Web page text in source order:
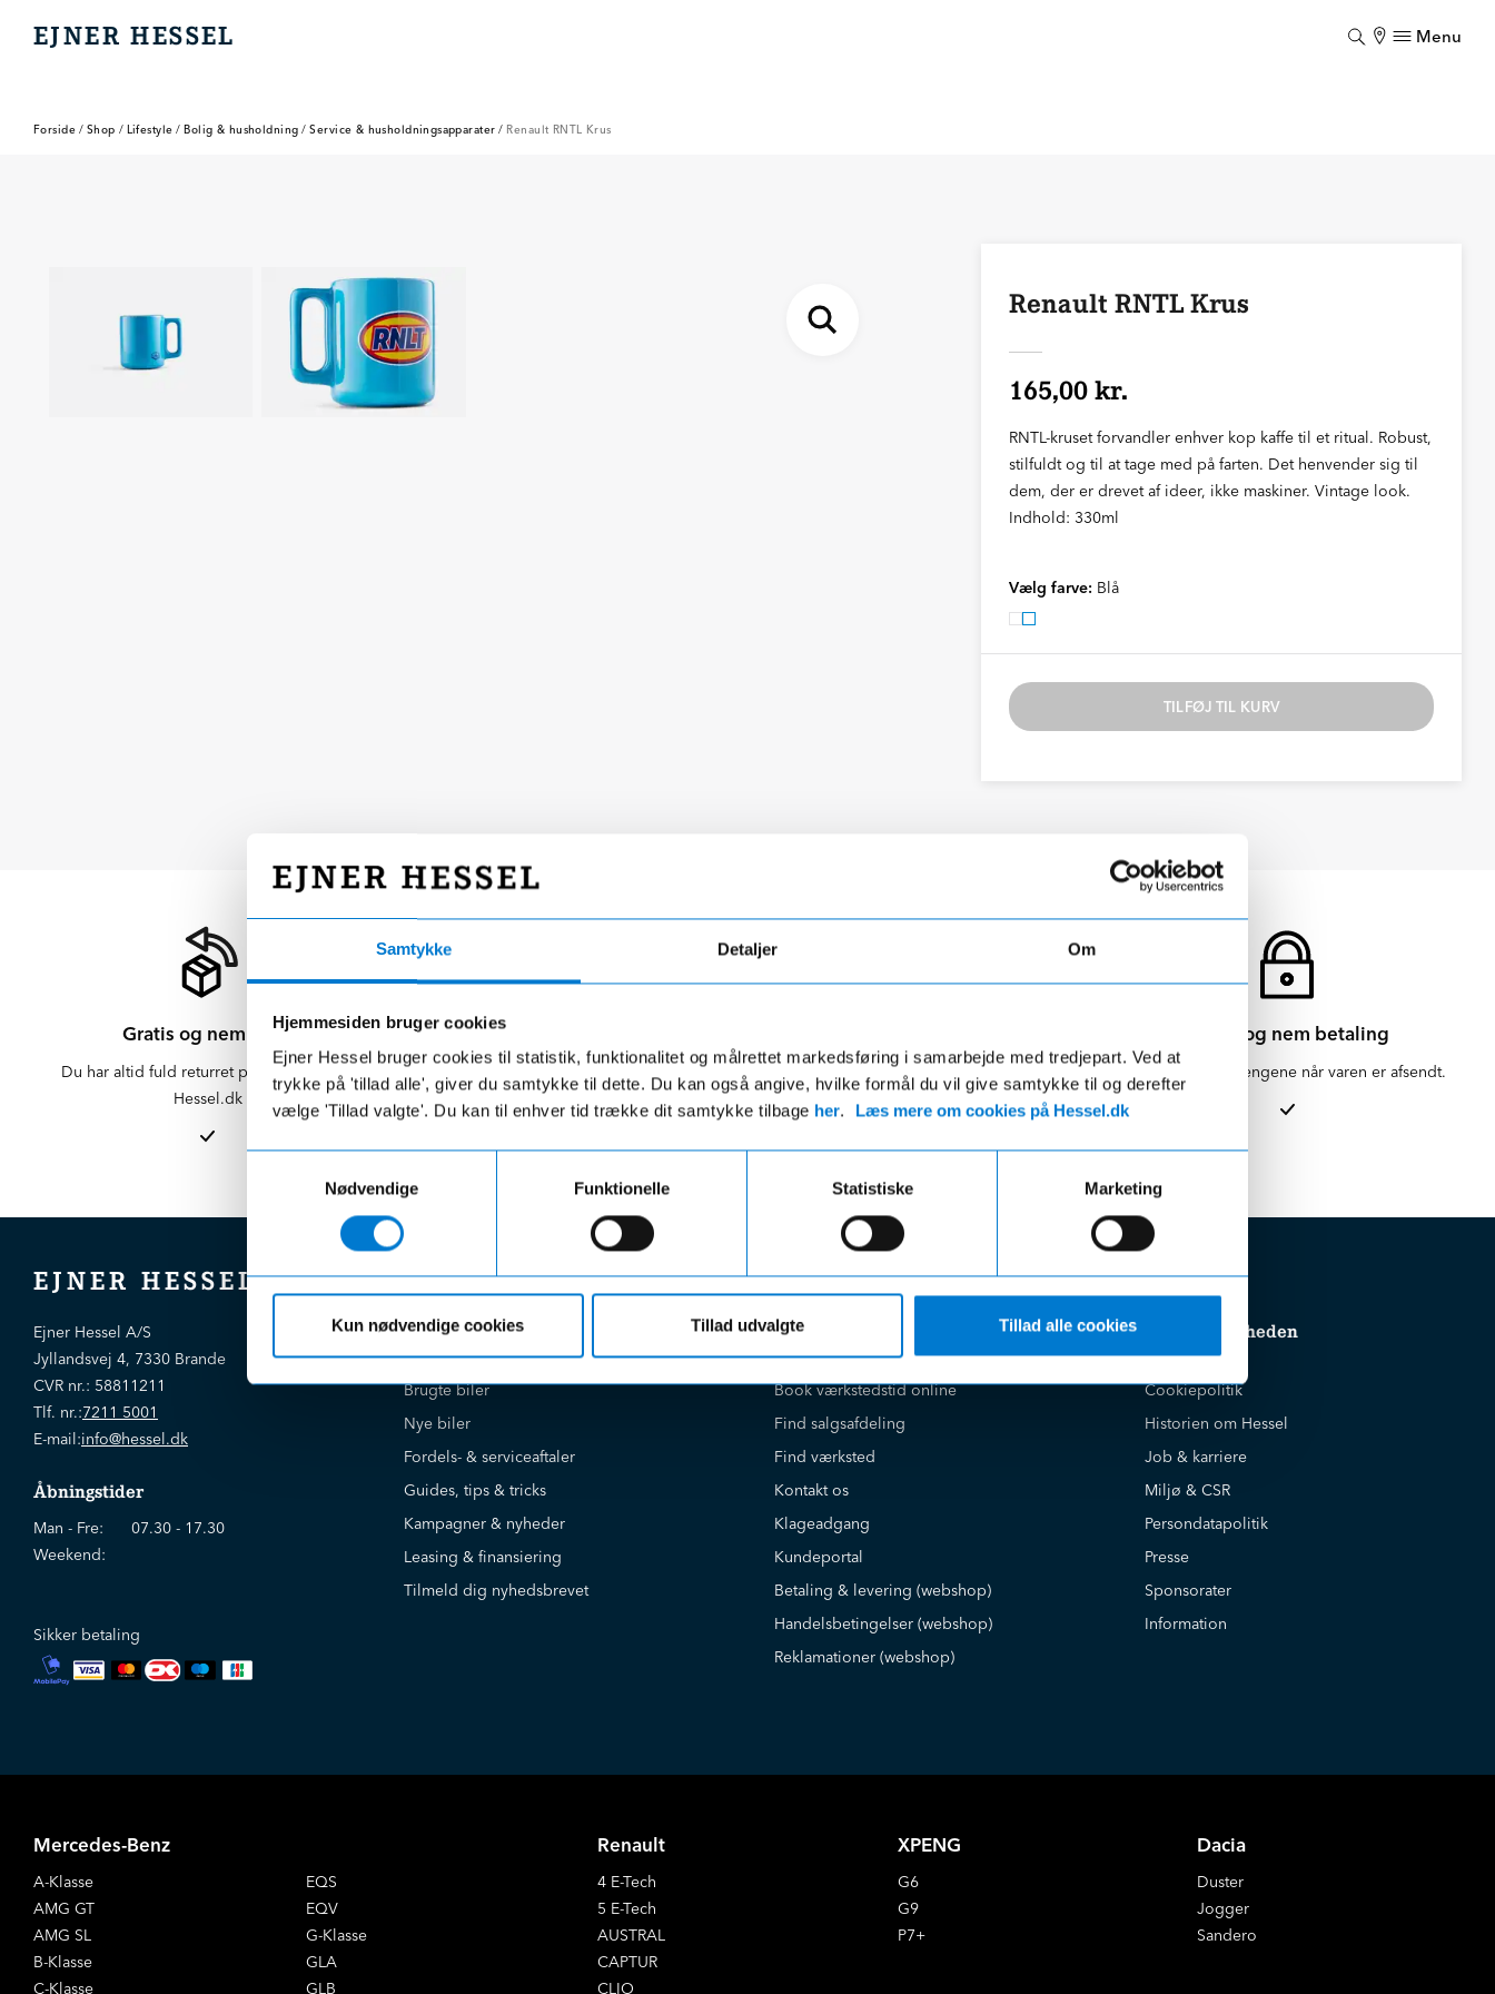
Samtykke Detaljer Om
Hjemmesiden bruger cookies
Ejner Hessel bruger cookies til statistik, funktionalitet og målrettet markedsføring i samarbejde med tredjepart. Ved at
trykke på 'tillad alle', giver du samtykke til dette. Du kan også angive, hvilke formål du vil give samtykke til og derefter
vælge 'Tillad valgte'. Du kan til enhver tid trække dit samtykke tilbage her. Læs mere om cookies på Hessel.dk
Nødvendige
Funktionelle Statistiske Marketing
Kun nødvendige cookies Tillad udvalgte Tillad alle cookies
EJNER HESSEL Menu
Forside / Shop / Lifestyle / Bolig & husholdning / Service & husholdningsapparater / Renault RNTL Krus
Renault RNTL Krus
165,00 kr.
RNTL-kruset forvandler enhver kop kaffe til et ritual. Robust,
stilfuldt og til at tage med på farten. Det henvender sig til
dem, der er drevet af ideer, ikke maskiner. Vintage look.
Indhold: 330ml
Vælg farve: Blå
TILFØJ TIL KURV
Gratis og nem retur
Du har altid fuld returret på varer købt på
Hessel.dk
Der er altid fri fragt på ordre over 599,- og der
er altid gratis afhentning i en af vores
VI leverer de fleste varer inden for 1-3
Sikker og nem betaling
Vi hæver først pengene når varen er afsendt.
EJNER HESSEL
Ejner Hessel A/S
Jyllandsvej 4, 7330 Brande
CVR nr.: 58811211
Tlf. nr.:7211 5001
E-mail:info@hessel.dk
Åbningstider
Man - Fre:
07.30 - 17.30
Weekend:
Sikker betaling
Bliv klogere på
Brugte biler
Nye biler
Fordels- & serviceaftaler
Guides, tips & tricks
Kampagner & nyheder
Leasing & finansiering
Tilmeld dig nyhedsbrevet
Kundeservice
Book værkstedstid online
Find salgsafdeling
Find værksted
Kontakt os
Klageadgang
Kundeportal
Betaling & levering (webshop)
Handelsbetingelser (webshop)
Reklamationer (webshop)
Om virksomheden
Cookiepolitik
Historien om Hessel
Job & karriere
Miljø & CSR
Persondatapolitik
Presse
Sponsorater
Information
Mercedes-Benz
A-Klasse
AMG GT
AMG SL
B-Klasse
C-Klasse
EQS
EQV
G-Klasse
GLA
GLB
Renault
4 E-Tech
5 E-Tech
AUSTRAL
CAPTUR
CLIO
XPENG
G6
G9
P7+
Dacia
Duster
Jogger
Sandero